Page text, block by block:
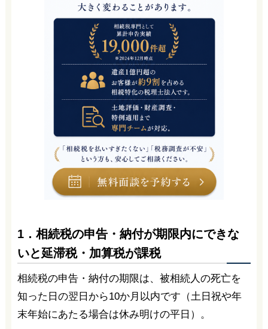
1．相続税の申告・納付が期限内にできな
いと延滞税・加算税が課税
相続税の申告・納付の期限は、被相続人の死亡を
知った日の翌日から10か月以内です（土日祝や年
末年始にあたる場合は休み明けの平日）。